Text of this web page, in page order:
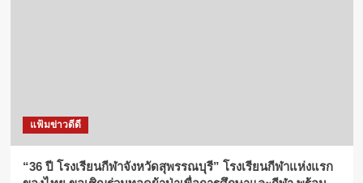
แฟ้มข่าวดีดี
“36 ปี โรงเรียนกีฬาจังหวัดสุพรรณบุรี” โรงเรียนกีฬาแห่งแรก